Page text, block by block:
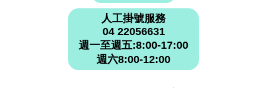
人工掛號服務
04 22056631
週一至週五:8:00-17:00
週六8:00-12:00